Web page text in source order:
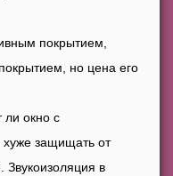
покрытием,
но цена его
ли окно с
защищать от
Звукоизоляция в